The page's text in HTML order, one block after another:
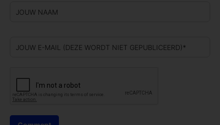
JOUW NAAM
JOUW E-MAIL (DEZE WORDT NIET GEPUBLICEERD)*